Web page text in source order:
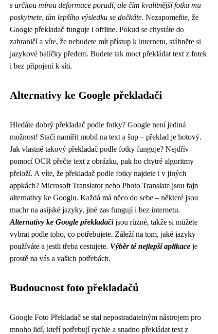
s určitou mírou deformace poradí, ale čím kvalitnější fotku mu
poskytnete, tím lepšího výsledku se dočkáte. Nezapomeňte, že
Google překladač funguje i offline. Pokud se chystáte do
zahraničí a víte, že nebudete mít přístup k internetu, stáhněte si
jazykové balíčky předem. Budete tak moct překládat text z fotek
i bez připojení k síti.
Alternativy ke Google překladači
Hledáte dobrý překladač podle fotky? Google není jediná
možnost! Stačí namířit mobil na text a šup – překlad je hotový.
Jak vlastně takový překladač podle fotky funguje? Nejdřív
pomocí OCR přečte text z obrázku, pak ho chytré algoritmy
přeloží. A víte, že překladač podle fotky najdete i v jiných
appkách? Microsoft Translator nebo Photo Translate jsou fajn
alternativy ke Googlu. Každá má něco do sebe – některé jsou
machr na asijské jazyky, jiné zas fungují i bez internetu.
Alternativy ke Google překladačijsou různé, takže si můžete
vybrat podle toho, co potřebujete. Záleží na tom, jaké jazyky
používáte a jestli třeba cestujete. Výběr té nejlepší aplikace je
prostě na vás a vašich potřebách.
Budoucnost foto překladačů
Google Foto Překladač se stal nepostradatelným nástrojem pro
mnoho lidí, kteří potřebují rychle a snadno překládat text z